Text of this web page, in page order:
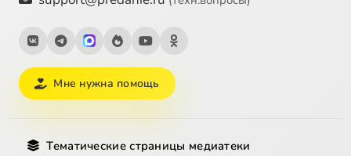
Мне нужна помощь
Тематические страницы медиатеки